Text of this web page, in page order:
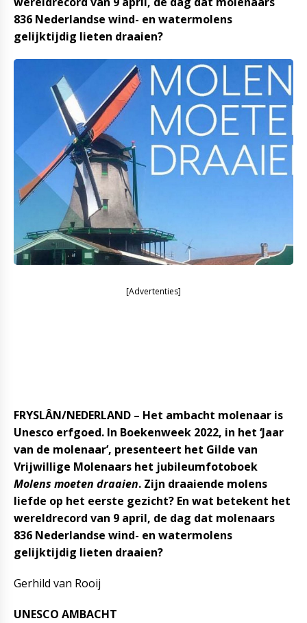
836 Nederlandse wind- en watermolens
gelijktijdig lieten draaien?
[Advertenties]
FRYSLÂN/NEDERLAND – Het ambacht molenaar is
Unesco erfgoed. In Boekenweek 2022, in het ‘Jaar
van de molenaar’, presenteert het Gilde van
Vrijwillige Molenaars het jubileumfotoboek
Molens moeten draaien. Zijn draaiende molens
liefde op het eerste gezicht? En wat betekent het
wereldrecord van 9 april, de dag dat molenaars
836 Nederlandse wind- en watermolens
gelijktijdig lieten draaien?
Gerhild van Rooij
UNESCO AMBACHT